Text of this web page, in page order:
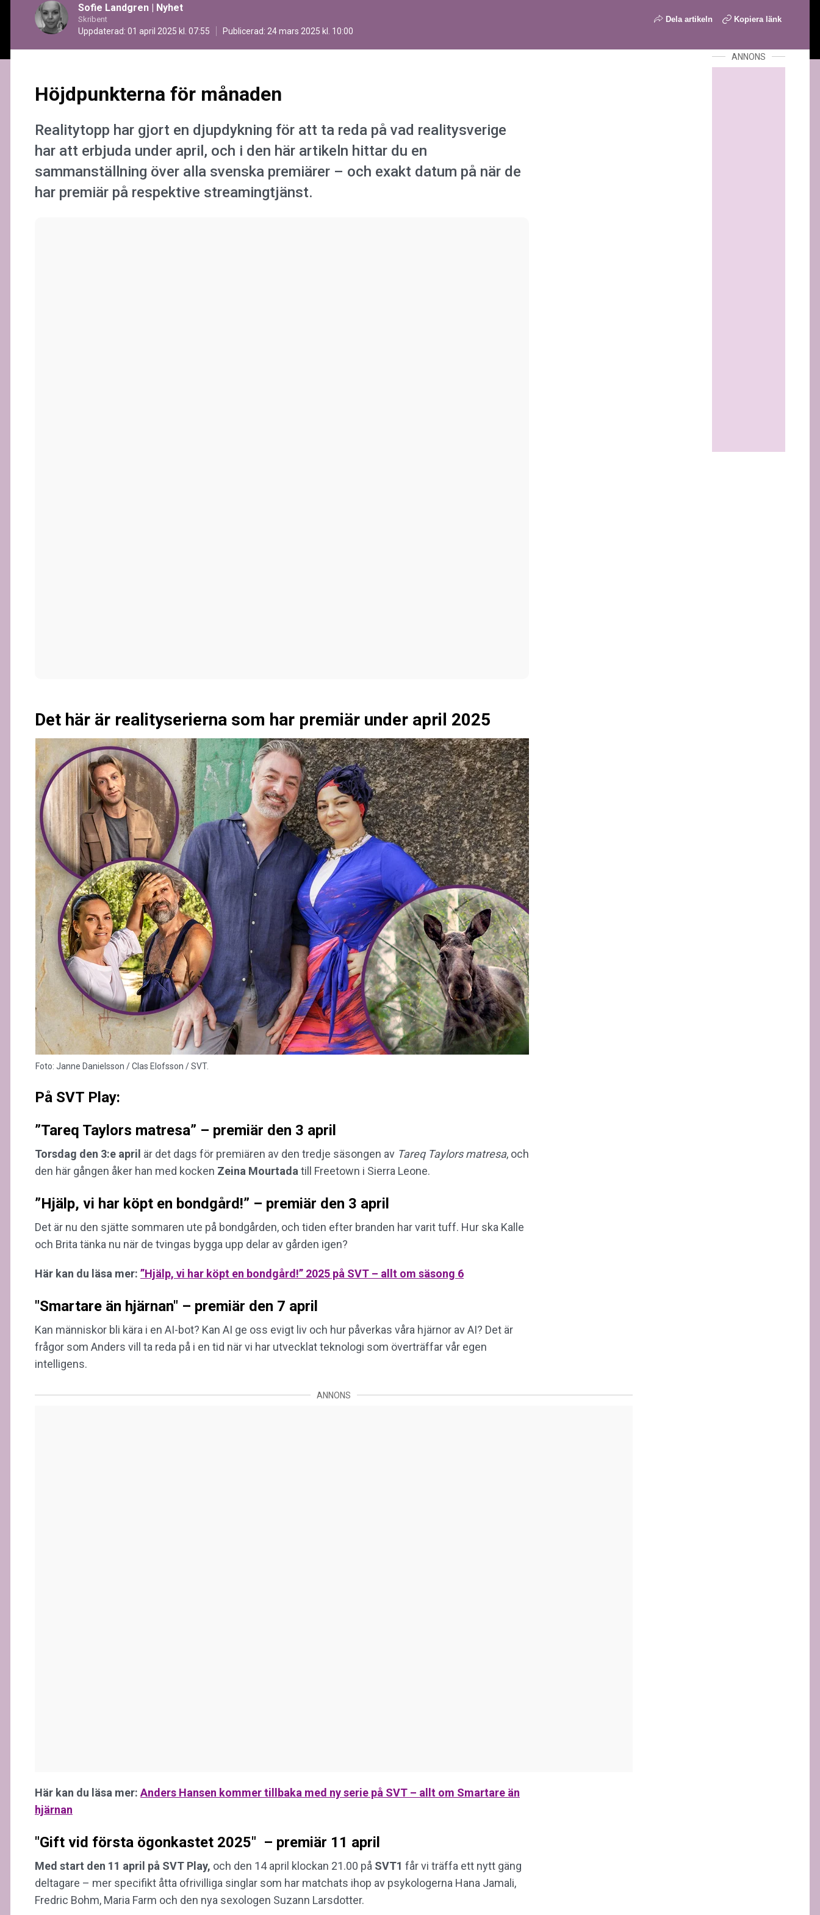
Sofie Landgren | Nyhet
Skribent
Uppdaterad: 01 april 2025 kl. 07:55 Publicerad: 24 mars 2025 kl. 10:00
Dela artikeln Kopiera länk
Höjdpunkterna för månaden
Realitytopp har gjort en djupdykning för att ta reda på vad realitysverige
har att erbjuda under april, och i den här artikeln hittar du en
sammanställning över alla svenska premiärer – och exakt datum på när de
har premiär på respektive streamingtjänst.
Det här är realityserierna som har premiär under april 2025
Foto: Janne Danielsson / Clas Elofsson / SVT.
På SVT Play:
”Tareq Taylors matresa” – premiär den 3 april
Torsdag den 3:e april är det dags för premiären av den tredje säsongen av Tareq Taylors matresa, och
den här gången åker han med kocken Zeina Mourtada till Freetown i Sierra Leone.
”Hjälp, vi har köpt en bondgård!” – premiär den 3 april
Det är nu den sjätte sommaren ute på bondgården, och tiden efter branden har varit tuff. Hur ska Kalle
och Brita tänka nu när de tvingas bygga upp delar av gården igen?
Här kan du läsa mer: ”Hjälp, vi har köpt en bondgård!” 2025 på SVT – allt om säsong 6
"Smartare än hjärnan" – premiär den 7 april
Kan människor bli kära i en AI-bot? Kan AI ge oss evigt liv och hur påverkas våra hjärnor av AI? Det är
frågor som Anders vill ta reda på i en tid när vi har utvecklat teknologi som överträffar vår egen
intelligens.
ANNONS
Här kan du läsa mer: Anders Hansen kommer tillbaka med ny serie på SVT – allt om Smartare än
hjärnan
"Gift vid första ögonkastet 2025" – premiär 11 april
Med start den 11 april på SVT Play, och den 14 april klockan 21.00 på SVT1 får vi träffa ett nytt gäng
deltagare – mer specifikt åtta ofrivilliga singlar som har matchats ihop av psykologerna Hana Jamali,
Fredric Bohm, Maria Farm och den nya sexologen Suzann Larsdotter.
ANNONS